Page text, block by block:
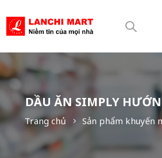
DẦU ĂN SIMPLY
Trang chủ Sản phẩm khuyến